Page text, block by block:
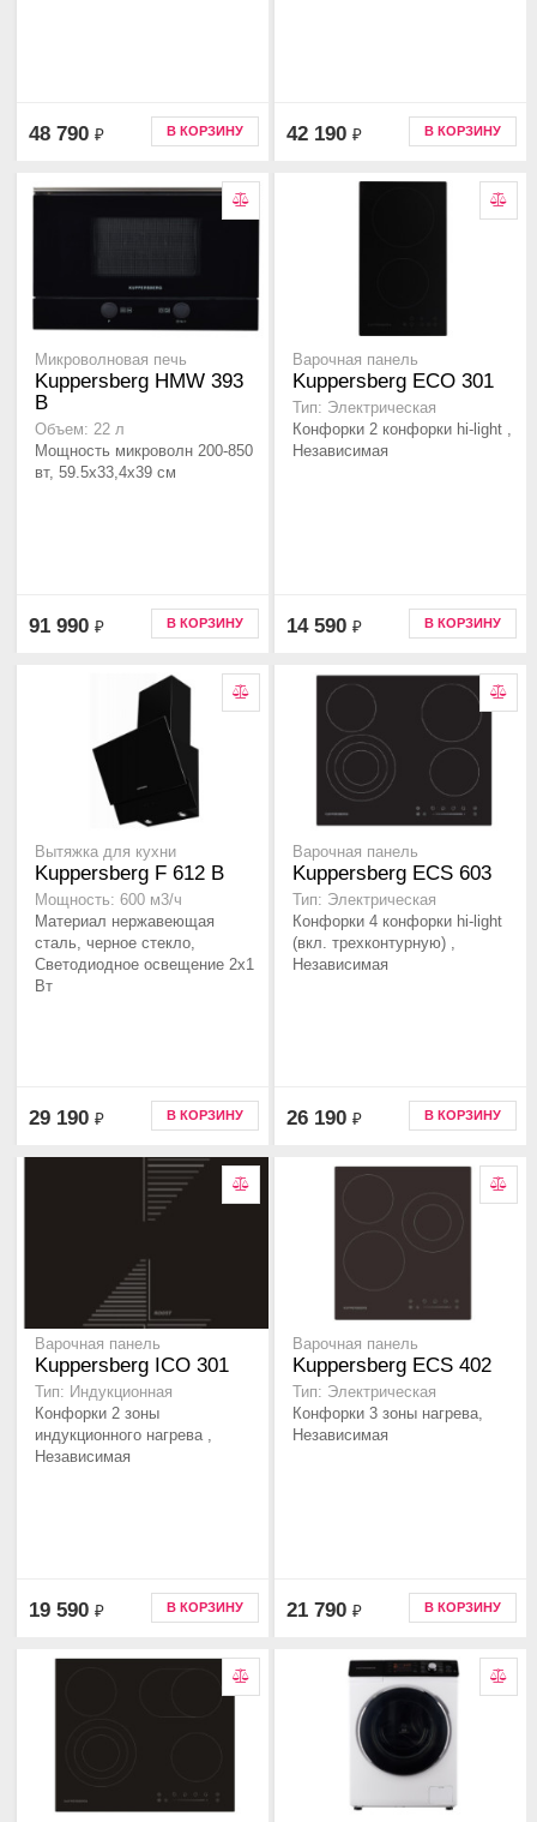
48 790 ₽ В КОРЗИНУ 42 190 ₽ В КОРЗИНУ
Микроволновая печь
Kuppersberg HMW 393
B
Объем: 22 л
Мощность микроволн 200-850
вт, 59.5x33,4x39 см
91 990 ₽ В КОРЗИНУ
Варочная панель
Kuppersberg ECO 301
Тип: Электрическая
Конфорки 2 конфорки hi-light ,
Независимая
14 590 ₽ В КОРЗИНУ
Вытяжка для кухни
Kuppersberg F 612 B
Мощность: 600 м3/ч
Материал нержавеющая
сталь, черное стекло,
Светодиодное освещение 2x1
Вт
29 190 ₽ В КОРЗИНУ
Варочная панель
Kuppersberg ECS 603
Тип: Электрическая
Конфорки 4 конфорки hi-light
(вкл. трехконтурную) ,
Независимая
26 190 ₽ В КОРЗИНУ
Варочная панель
Kuppersberg ICO 301
Тип: Индукционная
Конфорки 2 зоны
индукционного нагрева ,
Независимая
19 590 ₽ В КОРЗИНУ
Варочная панель
Kuppersberg ECS 402
Тип: Электрическая
Конфорки 3 зоны нагрева,
Независимая
21 790 ₽ В КОРЗИНУ